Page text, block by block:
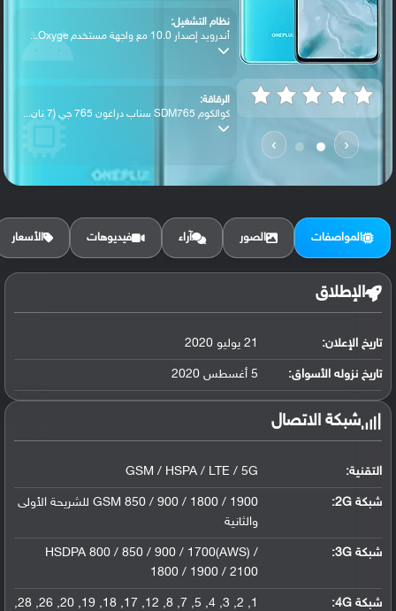
‹
›
نظام التشغيل:
أندرويد إصدار 10.0 مع واجهة مستخدم Oxyge...
الرقاقة:
كوالكوم SDM765 سناب دراغون 765 جي (7 نان...
الرام / التخزين:
البطارية:
ليثيوم بوليمر سعة 4115 مللي أمبير, غير ق...
المواصفات الصور آراء فيديوهات الأسعار
الإطلاق
تاريخ الإعلان: 21 يوليو 2020
تاريخ نزوله الأسواق: 5 أغسطس 2020
شبكة الاتصال
التقنية: GSM / HSPA / LTE / 5G
شبكة 2G:
GSM 850 / 900 / 1800 / 1900 للشريحة الأولى
والثانية
شبكة 3G :
HSDPA 800 / 850 / 900 / 1700(AWS) /
1800 / 1900 / 2100
شبكة 4G :
1, 2, 3, 4, 5, 7, 8, 12, 17, 18, 19, 20, 26, 28,